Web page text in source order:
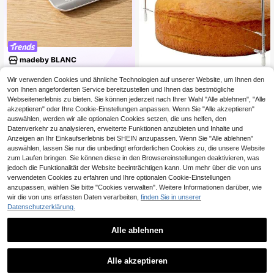
madeby BLANC
68K+ Erneut kaufen
87K Follower
5
Einstellbarer Edelstahl-Kuchen Sch
neider und Slicer - perfekt für DIY K
uchendekoration und Backen - Küc
henprodukt, ideales Geschenk für V
atertag, Muttertag, Weihnachten, T
hanksgiving, Halloween, Valentinst
ag Haushaltsartikel Zubehör Werkz
euge Weihnachtssachen Weihnacht
en
CHF2,96
1
Wir verwenden Cookies und ähnliche Technologien auf unserer Website, um Ihnen den
von Ihnen angeforderten Service bereitzustellen und Ihnen das bestmögliche
Webseitenerlebnis zu bieten. Sie können jederzeit nach Ihrer Wahl "Alle ablehnen", "Alle
akzeptieren" oder Ihre Cookie-Einstellungen anpassen. Wenn Sie "Alle akzeptieren"
auswählen, werden wir alle optionalen Cookies setzen, die uns helfen, den
Datenverkehr zu analysieren, erweiterte Funktionen anzubieten und Inhalte und
Anzeigen an Ihr Einkaufserlebnis bei SHEIN anzupassen. Wenn Sie "Alle ablehnen"
auswählen, lassen Sie nur die unbedingt erforderlichen Cookies zu, die unsere Website
zum Laufen bringen. Sie können diese in den Browsereinstellungen deaktivieren, was
jedoch die Funktionalität der Website beeinträchtigen kann. Um mehr über die von uns
verwendeten Cookies zu erfahren und Ihre optionalen Cookie-Einstellungen
anzupassen, wählen Sie bitte "Cookies verwalten". Weitere Informationen darüber, wie
wir die von uns erfassten Daten verarbeiten, finden Sie in unserer
Datenschutzerklärung.
Alle ablehnen
Alle akzeptieren